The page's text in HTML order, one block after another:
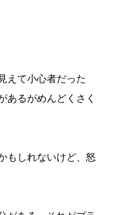
えて小心者だった
あるがめんどくさく
もしれないけど、怒